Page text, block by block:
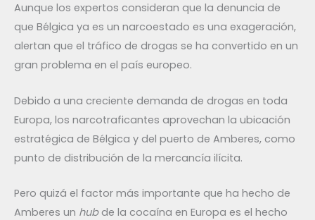
Aunque los expertos consideran que la denuncia de
que Bélgica ya es un narcoestado es una exageración,
alertan que el tráfico de drogas se ha convertido en un
gran problema en el país europeo.
Debido a una creciente demanda de drogas en toda
Europa, los narcotraficantes aprovechan la ubicación
estratégica de Bélgica y del puerto de Amberes, como
punto de distribución de la mercancía ilícita.
Pero quizá el factor más importante que ha hecho de
Amberes un hubde la cocaína en Europa es el hecho